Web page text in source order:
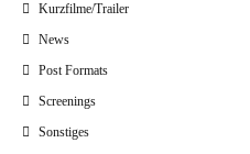
Kurzfilme/Trailer
News
Post Formats
Screenings
Sonstiges